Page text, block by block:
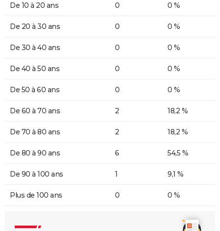
De 10 à 20 ans 0 0 %
De 20 à 30 ans 0 0 %
De 30 à 40 ans 0 0 %
De 40 à 50 ans 0 0 %
De 50 à 60 ans 0 0 %
De 60 à 70 ans 2 18,2 %
De 70 à 80 ans 2 18,2 %
De 80 à 90 ans 6 54,5 %
De 90 à 100 ans 1 9,1 %
Plus de 100 ans 0 0 %